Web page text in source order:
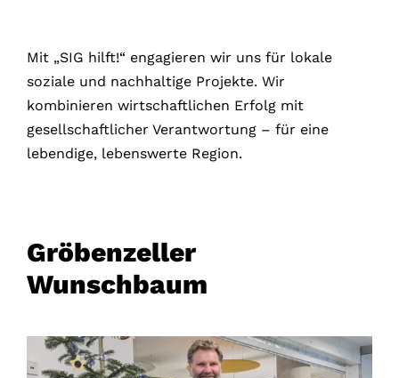
Mit „SIG hilft!“ engagieren wir uns für lokale
soziale und nachhaltige Projekte. Wir
kombinieren wirtschaftlichen Erfolg mit
gesellschaftlicher Verantwortung – für eine
lebendige, lebenswerte Region.
Gröbenzeller
Wunschbaum